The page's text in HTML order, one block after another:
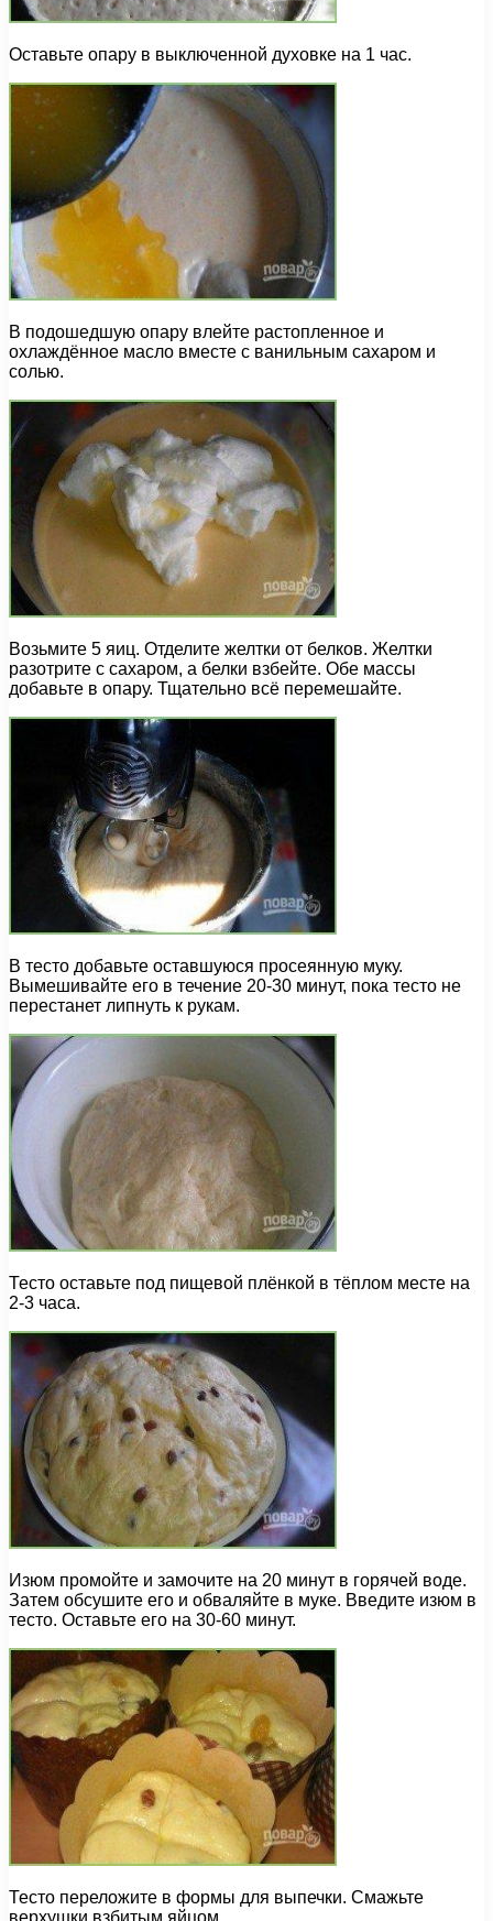
Оставьте опару в выключенной духовке на 1 час.
В подошедшую опару влейте растопленное и
охлаждённое масло вместе с ванильным сахаром и
солью.
Возьмите 5 яиц. Отделите желтки от белков. Желтки
разотрите с сахаром, а белки взбейте. Обе массы
добавьте в опару. Тщательно всё перемешайте.
В тесто добавьте оставшуюся просеянную муку.
Вымешивайте его в течение 20-30 минут, пока тесто не
перестанет липнуть к рукам.
Тесто оставьте под пищевой плёнкой в тёплом месте на
2-3 часа.
Изюм промойте и замочите на 20 минут в горячей воде.
Затем обсушите его и обваляйте в муке. Введите изюм в
тесто. Оставьте его на 30-60 минут.
Тесто переложите в формы для выпечки. Смажьте